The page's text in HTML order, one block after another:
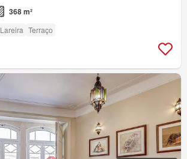
368 m²
Lareira Terraço